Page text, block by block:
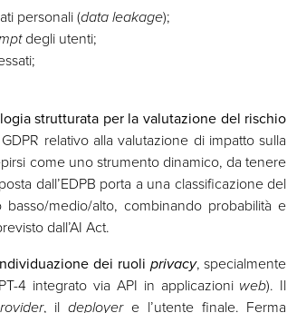
personali (data leakage);
degli utenti;
strutturata per la valutazione del rischio
relativo alla valutazione di impatto sulla
come uno strumento dinamico, da tenere
dall’EDPB porta a una classificazione del
medio/alto, combinando probabilità e
dall’AI Act.
dei ruoli privacy, specialmente
4 integrato via API in applicazioni web). Il
, ildeployere l’utente finale. Ferma